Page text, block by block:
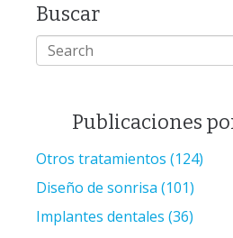
Buscar
Publicaciones
Otros tratamientos (124)
Diseño de sonrisa (101)
Implantes dentales (36)